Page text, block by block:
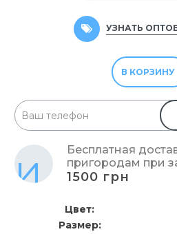
УЗНАТЬ
В КОРЗИНУ
Бесплатная
пригородам при
1500 грн
Цвет
Размер